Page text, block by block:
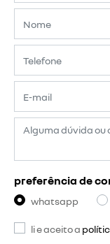
preferência de
whatsapp
li e aceito a